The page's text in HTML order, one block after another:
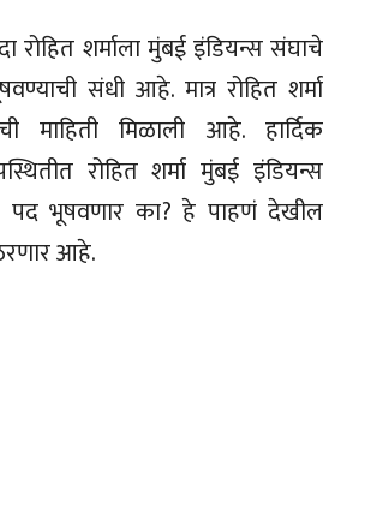
रोहित शर्माला मुंबई इंडियन्स संघाचे
संधी आहे. मात्र रोहित शर्मा
माहिती मिळाली आहे. हार्दिक
रोहित शर्मा मुंबई इंडियन्स
पद भूषवणार का? हे पाहणं देखील
आहे.